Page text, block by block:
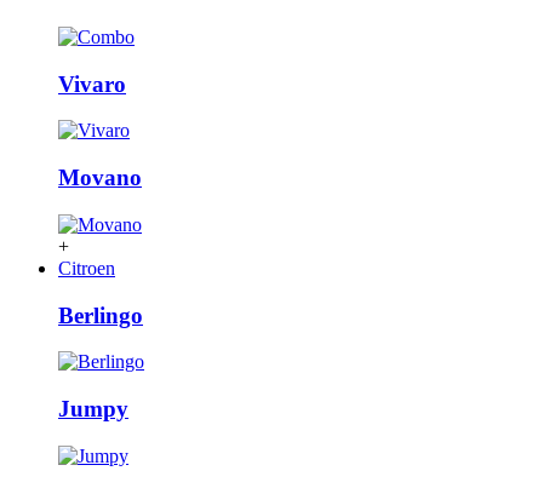
Vivaro
Movano
+
Citroen
Berlingo
Jumpy